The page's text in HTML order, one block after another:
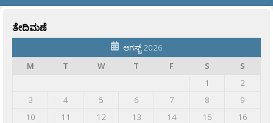
ತೇದಿಮಣೆ
ಆಗಸ್ಟ್ 2026
M
T W T F S
S
1
2
3
4 5 6 7 8
9
10
11 12 13 14 15
16